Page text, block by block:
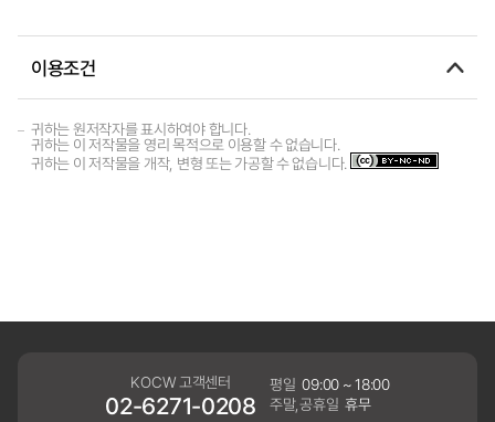
이용조건
귀하는 원저작자를 표시하여야 합니다.
귀하는 이 저작물을 영리 목적으로 이용할 수 없습니다.
귀하는 이 저작물을 개작, 변형 또는 가공할 수 없습니다.
KOCW 고객센터
02-6271-0208
평일 09:00 ~ 18:00
주말,공휴일 휴무